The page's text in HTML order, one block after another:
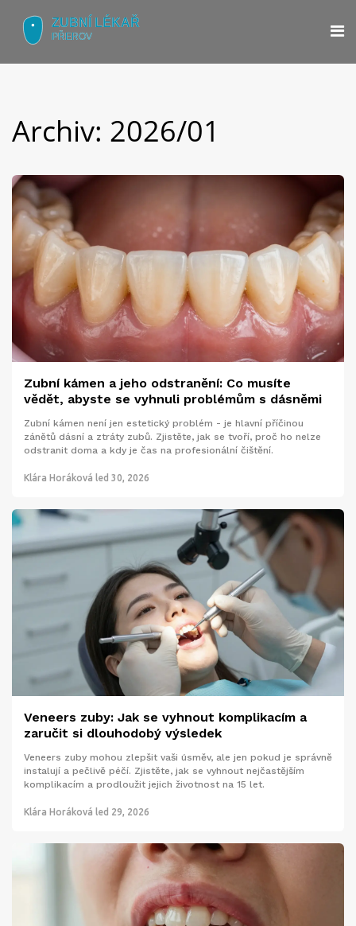
Archiv: 2026/01
Zubní kámen a jeho odstranění: Co musíte
vědět, abyste se vyhnuli problémům s dásněmi
Zubní kámen není jen estetický problém - je hlavní příčinou
zánětů dásní a ztráty zubů. Zjistěte, jak se tvoří, proč ho nelze
odstranit doma a kdy je čas na profesionální čištění.
Klára Horáková led 30, 2026
Veneers zuby: Jak se vyhnout komplikacím a
zaručit si dlouhodobý výsledek
Veneers zuby mohou zlepšit vaši úsměv, ale jen pokud je správně
instalují a pečlivě péčí. Zjistěte, jak se vyhnout nejčastějším
komplikacím a prodloužit jejich životnost na 15 let.
Klára Horáková led 29, 2026